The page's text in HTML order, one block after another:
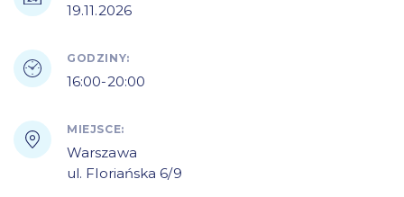
19.11.2026
GODZINY:
16:00-20:00
MIEJSCE:
Warszawa
ul. Floriańska 6/9